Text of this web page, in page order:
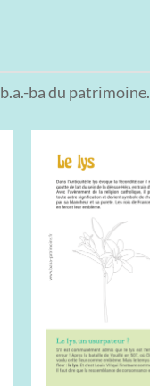
ba du patrimoine.